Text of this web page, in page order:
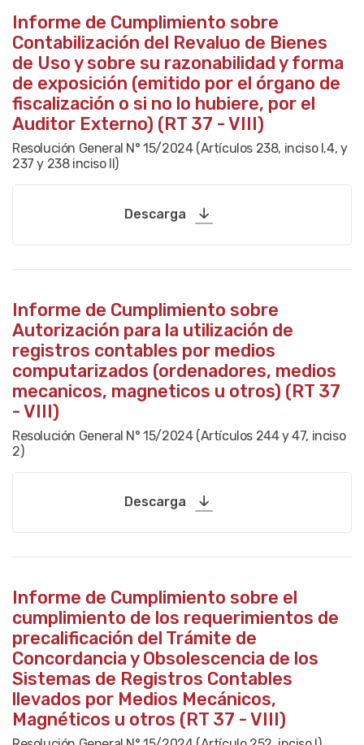
Informe de Cumplimiento sobre
Contabilización del Revaluo de Bienes
de Uso y sobre su razonabilidad y forma
de exposición (emitido por el órgano de
fiscalización o si no lo hubiere, por el
Auditor Externo) (RT 37 - VIII)
Resolución General N° 15/2024 (Artículos 238, inciso I.4, y
237 y 238 inciso II)
Descarga
Informe de Cumplimiento sobre
Autorización para la utilización de
registros contables por medios
computarizados (ordenadores, medios
mecanicos, magneticos u otros) (RT 37
- VIII)
Resolución General N° 15/2024 (Artículos 244 y 47, inciso
2)
Descarga
Informe de Cumplimiento sobre el
cumplimiento de los requerimientos de
precalificación del Trámite de
Concordancia y Obsolescencia de los
Sistemas de Registros Contables
llevados por Medios Mecánicos,
Magnéticos u otros (RT 37 - VIII)